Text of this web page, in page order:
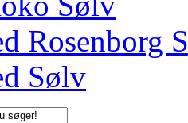
Rosenborg
Sølv